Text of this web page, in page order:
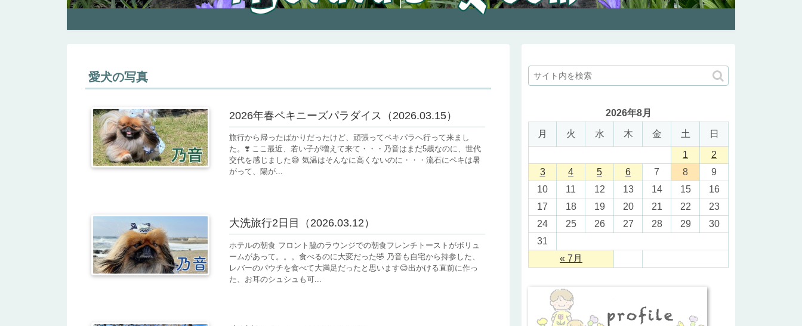
愛犬の写真
2026年春ペキニーズパラダイス（2026.03.15）
旅行から帰ったばかりだったけど、頑張ってペキパラへ行って来まし
た。❣️ ここ最近、若い子が増えて来て・・・乃音はまだ5歳なのに、世代
交代を感じました😅 気温はそんなに高くないのに・・・流石にペキは暑
がって、陽が...
大洗旅行2日目（2026.03.12）
ホテルの朝食 フロント脇のラウンジでの朝食フレンチトーストがボリュ
ームがあって。。。食べるのに大変だった🤣 乃音も自宅から持参した、
レバーのパウチを食べて大満足だったと思います😊出かける直前に作っ
た、お耳のシュシュも可...
2026年8月
月 火 水 木 金 土 日
« 7月
1
2
3
4 5 6 7 8
9
10
11 12 13 14 15
16
17
18 19 20 21 22
23
24
25 26 27 28 29
30
31